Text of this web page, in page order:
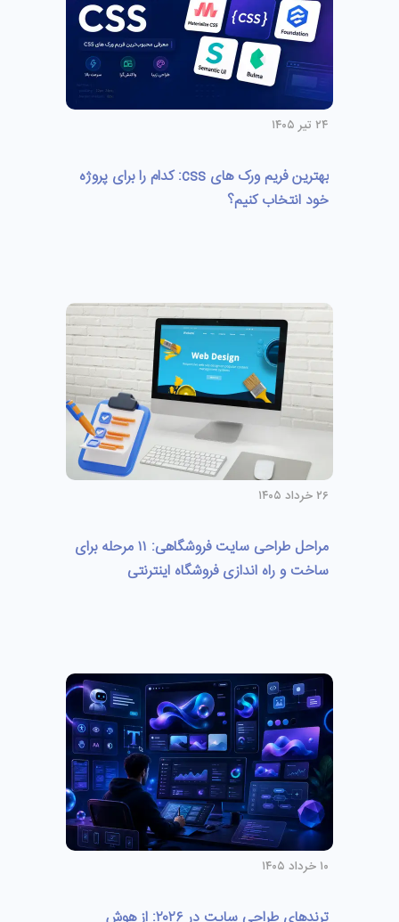
۲۴ تیر ۱۴۰۵
بهترین فریم ورک های css: کدام را برای پروژه
خود انتخاب کنیم؟
۲۶ خرداد ۱۴۰۵
مراحل طراحی سایت فروشگاهی: ۱۱ مرحله برای
ساخت و راه اندازی فروشگاه اینترنتی
۱۰ خرداد ۱۴۰۵